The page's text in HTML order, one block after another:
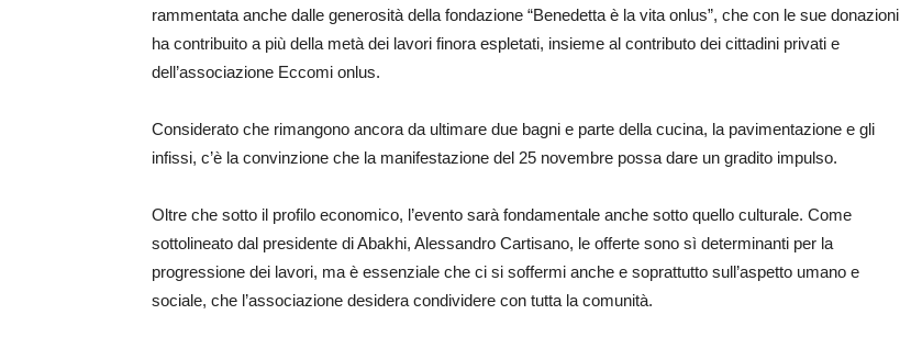
rammentata anche dalle generosità della fondazione “Benedetta è la vita onlus”, che con le sue donazioni
ha contribuito a più della metà dei lavori finora espletati, insieme al contributo dei cittadini privati e
dell’associazione Eccomi onlus.
Considerato che rimangono ancora da ultimare due bagni e parte della cucina, la pavimentazione e gli
infissi, c’è la convinzione che la manifestazione del 25 novembre possa dare un gradito impulso.
Oltre che sotto il profilo economico, l’evento sarà fondamentale anche sotto quello culturale. Come
sottolineato dal presidente di Abakhi, Alessandro Cartisano, le offerte sono sì determinanti per la
progressione dei lavori, ma è essenziale che ci si soffermi anche e soprattutto sull’aspetto umano e
sociale, che l’associazione desidera condividere con tutta la comunità.